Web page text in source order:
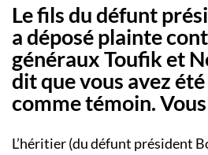
Le fils du défunt
a déposé plainte
généraux Toufik et
dit que vous avez
comme témoin.
L’héritier (du défunt président